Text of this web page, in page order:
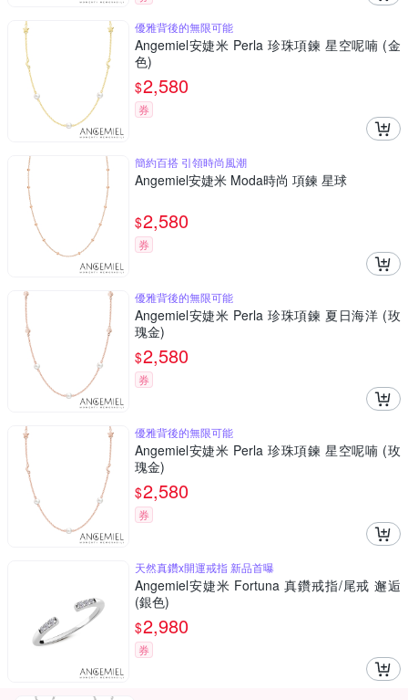
優雅背後的無限可能
Angemiel安婕米 Perla 珍珠項鍊 星空呢喃 (金
色)
$2,580
券
簡約百搭 引領時尚風潮
Angemiel安婕米 Moda時尚 項鍊 星球
$2,580
券
優雅背後的無限可能
Angemiel安婕米 Perla 珍珠項鍊 夏日海洋 (玫
瑰金)
$2,580
券
優雅背後的無限可能
Angemiel安婕米 Perla 珍珠項鍊 星空呢喃 (玫
瑰金)
$2,580
券
天然真鑽x開運戒指 新品首曝
Angemiel安婕米 Fortuna 真鑽戒指/尾戒 邂逅
(銀色)
$2,980
券